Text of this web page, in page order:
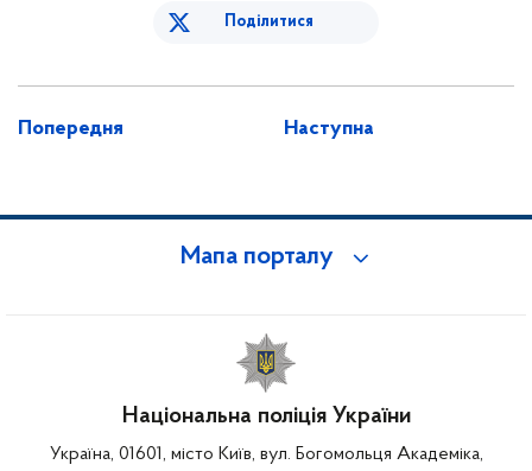
Поділитися
Попередня Наступна
Мапа порталу
Національна поліція України
Україна, 01601, місто Київ, вул. Богомольця Академіка,